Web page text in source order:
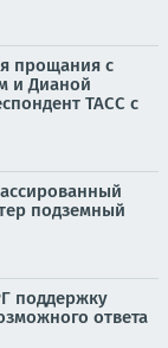
прощания с
и Дианой
ТАСС с
подземный
поддержку
ответа